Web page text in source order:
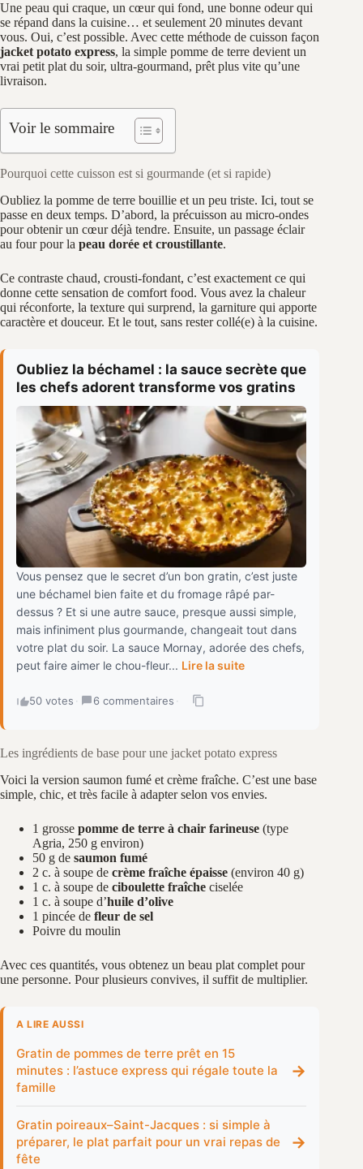
Une peau qui craque, un cœur qui fond, une bonne odeur qui
se répand dans la cuisine… et seulement 20 minutes devant
vous. Oui, c’est possible. Avec cette méthode de cuisson façon
jacket potato express, la simple pomme de terre devient un
vrai petit plat du soir, ultra-gourmand, prêt plus vite qu’une
livraison.
Voir le sommaire
Pourquoi cette cuisson est si gourmande (et si rapide)
Oubliez la pomme de terre bouillie et un peu triste. Ici, tout se
passe en deux temps. D’abord, la précuisson au micro-ondes
pour obtenir un cœur déjà tendre. Ensuite, un passage éclair
au four pour la peau dorée et croustillante.
Ce contraste chaud, crousti-fondant, c’est exactement ce qui
donne cette sensation de comfort food. Vous avez la chaleur
qui réconforte, la texture qui surprend, la garniture qui apporte
caractère et douceur. Et le tout, sans rester collé(e) à la cuisine.
Oubliez la béchamel : la sauce secrète que
les chefs adorent transforme vos gratins
Vous pensez que le secret d’un bon gratin, c’est juste
une béchamel bien faite et du fromage râpé par-
dessus ? Et si une autre sauce, presque aussi simple,
mais infiniment plus gourmande, changeait tout dans
votre plat du soir. La sauce Mornay, adorée des chefs,
peut faire aimer le chou-fleur... Lire la suite
50 votes · 6 commentaires ·
Les ingrédients de base pour une jacket potato express
Voici la version saumon fumé et crème fraîche. C’est une base
simple, chic, et très facile à adapter selon vos envies.
1 grosse pomme de terre à chair farineuse (type
Agria, 250 g environ)
50 g de saumon fumé
2 c. à soupe de crème fraîche épaisse (environ 40 g)
1 c. à soupe de ciboulette fraîche ciselée
1 c. à soupe d’huile d’olive
1 pincée de fleur de sel
Poivre du moulin
Avec ces quantités, vous obtenez un beau plat complet pour
une personne. Pour plusieurs convives, il suffit de multiplier.
A LIRE AUSSI
Gratin de pommes de terre prêt en 15
minutes : l’astuce express qui régale toute la
famille
→
Gratin poireaux–Saint-Jacques : si simple à
préparer, le plat parfait pour un vrai repas de
fête
→